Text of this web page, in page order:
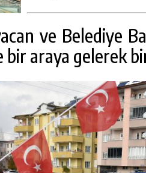
ve Belediye
bir araya gelerek